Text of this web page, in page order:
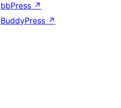
bbPress ↗
BuddyPress ↗